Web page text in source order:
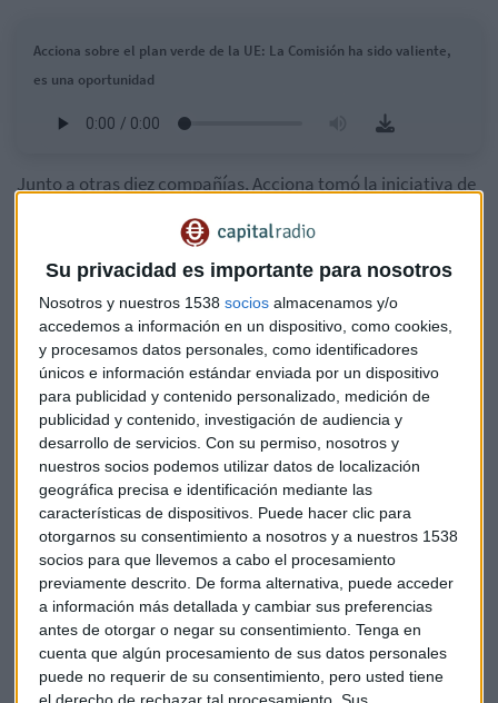
Su privacidad es importante para nosotros
Nosotros y nuestros 1538 socios almacenamos y/o
accedemos a información en un dispositivo, como cookies,
y procesamos datos personales, como identificadores
únicos e información estándar enviada por un dispositivo
para publicidad y contenido personalizado, medición de
publicidad y contenido, investigación de audiencia y
desarrollo de servicios. Con su permiso, nosotros y
nuestros socios podemos utilizar datos de localización
geográfica precisa e identificación mediante las
características de dispositivos. Puede hacer clic para
otorgarnos su consentimiento a nosotros y a nuestros 1538
socios para que llevemos a cabo el procesamiento
previamente descrito. De forma alternativa, puede acceder
a información más detallada y cambiar sus preferencias
antes de otorgar o negar su consentimiento. Tenga en
cuenta que algún procesamiento de sus datos personales
puede no requerir de su consentimiento, pero usted tiene
el derecho de rechazar tal procesamiento. Sus
Acciona sobre el plan verde de la UE: La Comisión ha sido valiente,
es una oportunidad
Junto a otras diez compañías, Acciona tomó la iniciativa de
ambición en la descarbonización de la economía europea.
Ahora, tras presentar el nuevo Pacto Verde, Blasco
considera que es "un gran paso".
La Comisión ha tomado una decisión muy valiente. En
un momento en el que europa se estaba desindustrializando
practicamente, buscar ventajas competitivas en los
sectores críticos, corazón del sistema industrial europeo era
difícil", señala.
Sin embargo, considera que "han encontrado una fórmula:
transformar el tejido industrial en una economía
descarbonizada y verde". Celebra que desde la Unión
Europea se quiera "dotar al sector industrial europeo de una
ventaja que la digitalización no nos va a dar porquelas
grandes multinacionales digitales no están en Europa
No obstante, para el experto "todavía falta una milla, la